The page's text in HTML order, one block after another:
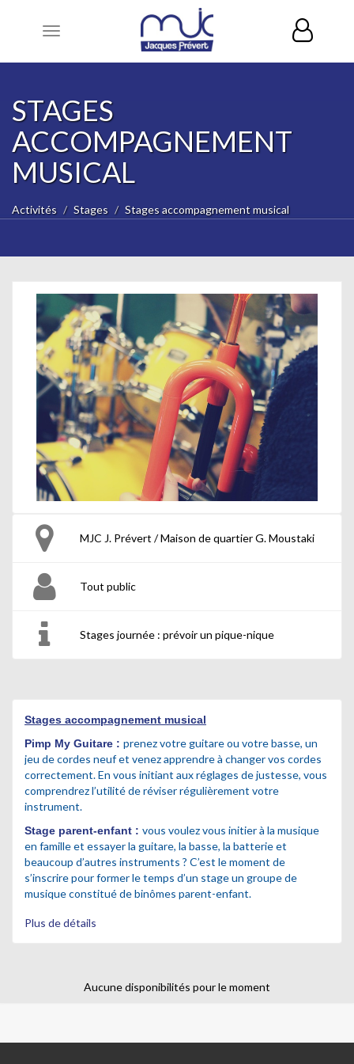
Toggle
STAGES
ACCOMPAGNEMENT
MUSICAL
Activités Stages Stages accompagnement musical
MJC J. Prévert / Maison de quartier G. Moustaki
Tout public
Stages journée : prévoir un pique-nique
Stages accompagnement musical
Pimp My Guitare : prenez votre guitare ou votre basse, un
jeu de cordes neuf et venez apprendre à changer vos cordes
correctement.En vous initiant aux réglages de justesse, vous
comprendrez l’utilité de réviser régulièrement votre
instrument.
Stage parent-enfant : vous voulez vous initier à la musique
en famille et essayer la guitare, la basse, la batterie et
beaucoup d’autres instruments ? C’est le moment de
s’inscrire pour former le temps d’un stage un groupe de
musique constitué de binômes parent-enfant.
Stage musique des vacances de printemps :
créatif et créer en groupe des super compos.
Plus de détails
Aucune disponibilités pour le moment